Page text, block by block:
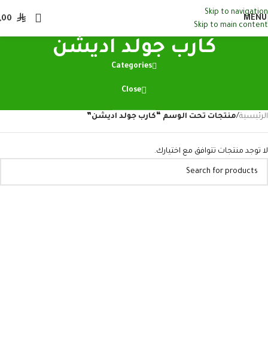
Skip to navigation
Skip to main content
MENU
كارب جولد اديشن
Categories
Close
الرئيسية/منتجات تحت الوسم “كارب جولد اديشن”
لا توجد منتجات تتوافق مع اختيارك.